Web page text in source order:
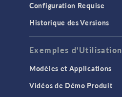
Configuration Requise
Historique des Versions
Exemples d'Utilisation
Modèles et Applications
Vidéos de Démo Produit